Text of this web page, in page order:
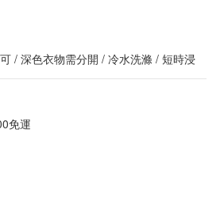
/ 深色衣物需分開 / 冷水洗滌 / 短時浸
免運